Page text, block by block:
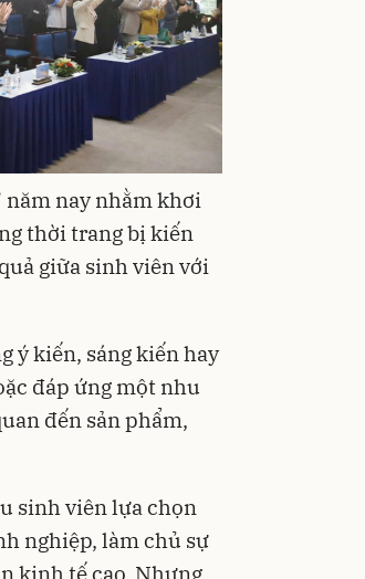
năm nay nhằm khơi
thời trang bị kiến
giữa sinh viên với
ý kiến, sáng kiến ​​hay
đáp ứng một nhu
đến sản phẩm,
sinh viên lựa chọn
nghiệp, làm chủ sự
kinh tế cao. Nhưng